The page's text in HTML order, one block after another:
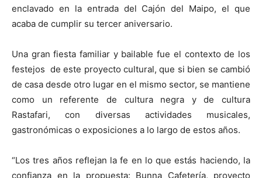
enclavado en la entrada del Cajón del Maipo, el que
acaba de cumplir su tercer aniversario.
Una gran fiesta familiar y bailable fue el contexto de los
festejos de este proyecto cultural, que si bien se cambió
de casa desde otro lugar en el mismo sector, se mantiene
como un referente de cultura negra y de cultura
Rastafari, con diversas actividades musicales,
gastronómicas o exposiciones a lo largo de estos años.
“Los tres años reflejan la fe en lo que estás haciendo, la
confianza en la propuesta: Bunna Cafetería, proyecto